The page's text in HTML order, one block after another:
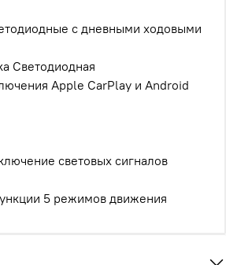
с дневными ходовыми
Светодиодная
Apple CarPlay и Android
световых сигналов
5 режимов движения